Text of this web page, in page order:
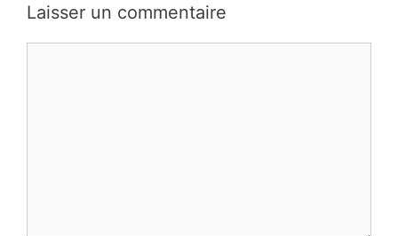
Laisser un commentaire